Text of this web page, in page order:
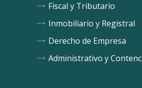
Fiscal y Tributario
Inmobiliario y Registral
Derecho de Empresa
Administrativo y